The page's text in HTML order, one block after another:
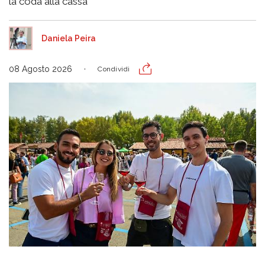
Daniela Peira
08 Agosto 2026 Condividi